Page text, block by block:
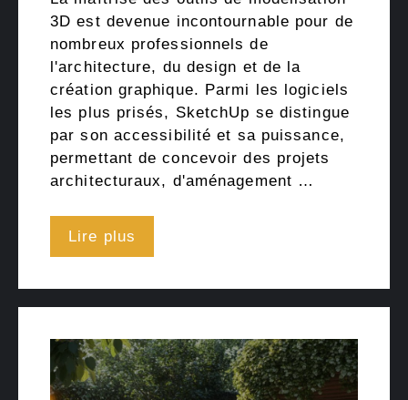
3D est devenue incontournable pour de
nombreux professionnels de
l'architecture, du design et de la
création graphique. Parmi les logiciels
les plus prisés, SketchUp se distingue
par son accessibilité et sa puissance,
permettant de concevoir des projets
architecturaux, d'aménagement …
Lire plus